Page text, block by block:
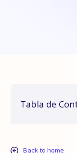
Back to home
Tabla de